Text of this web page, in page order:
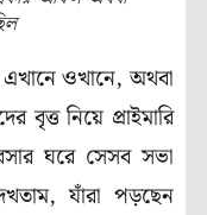
ওখানে, অথবা
বৃত্ত নিয়ে প্রাইমারি
ঘরে সেসব সভা
যাঁরা পড়ছেন